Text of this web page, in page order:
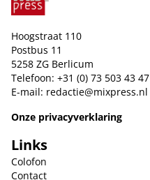
Hoogstraat 110
Postbus 11
5258 ZG Berlicum
Telefoon: +31 (0) 73 503 43 47
E-mail: redactie@mixpress.nl
Onze privacyverklaring
Links
Colofon
Contact